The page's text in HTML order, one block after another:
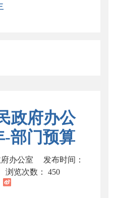
政府办公
-部门预算
办公室
发布时间：
浏览次数： 450